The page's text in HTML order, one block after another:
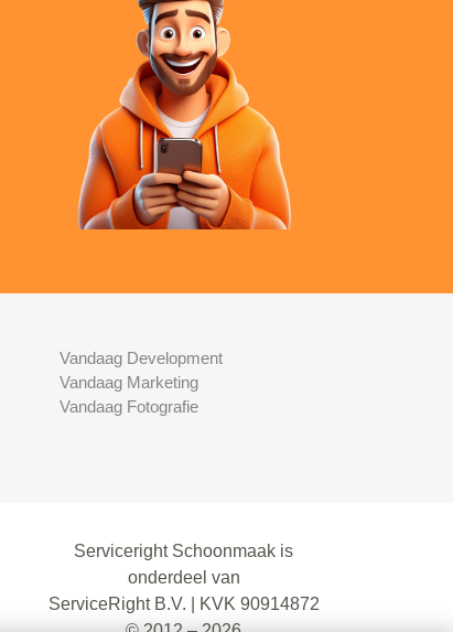
Vandaag Development
Vandaag Marketing
Vandaag Fotografie
Serviceright Schoonmaak is
onderdeel van
ServiceRight B.V. | KVK 90914872